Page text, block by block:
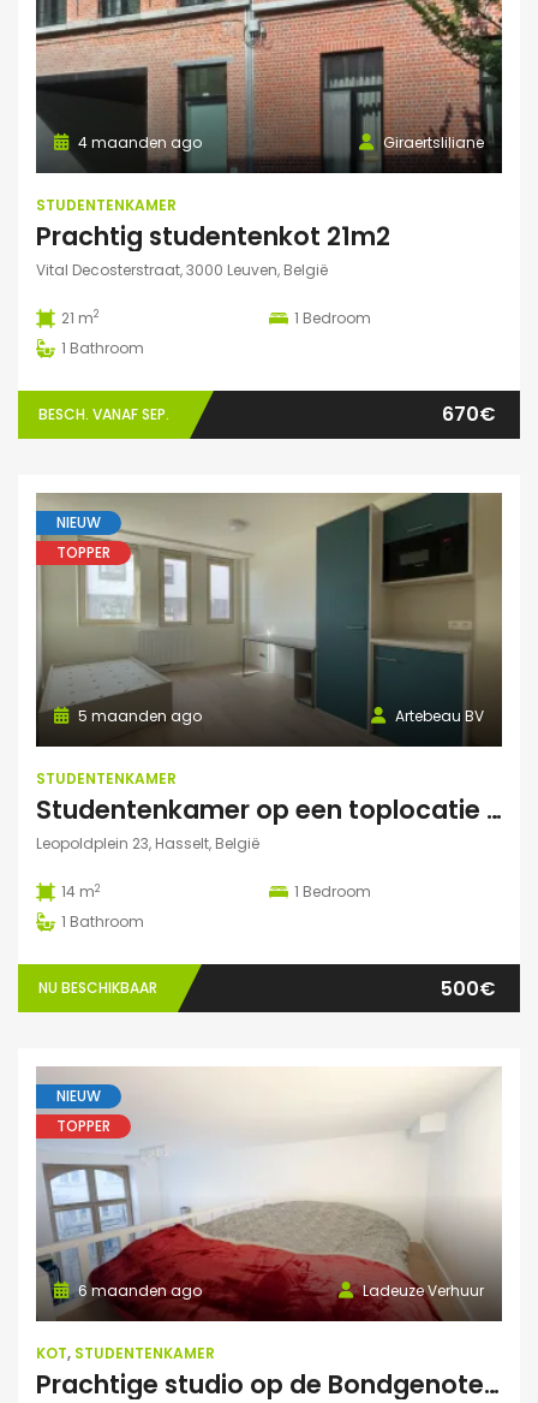
Giraertsliliane
4 maanden ago
STUDENTENKAMER
Prachtig studentenkot 21m2
Vital Decosterstraat, 3000 Leuven, België
21 m2 1 Bedroom
1 Bathroom
BESCH. VANAF SEP. 670€
NIEUW
TOPPER
Artebeau BV
5 maanden ago
STUDENTENKAMER
Studentenkamer op een toplocatie te Hasselt
Leopoldplein 23, Hasselt, België
14 m2 1 Bedroom
1 Bathroom
NU BESCHIKBAAR 500€
NIEUW
TOPPER
Ladeuze Verhuur
6 maanden ago
KOT, STUDENTENKAMER
Prachtige studio op de Bondgenotenlaan